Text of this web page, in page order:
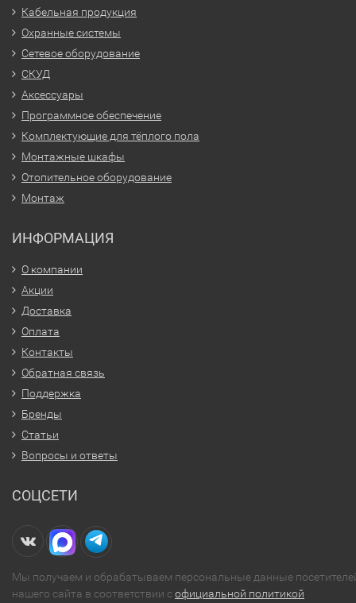
Кабельная продукция
Охранные системы
Сетевое оборудование
СКУД
Аксессуары
Программное обеспечение
Комплектующие для тёплого пола
Монтажные шкафы
Отопительное оборудование
Монтаж
ИНФОРМАЦИЯ
О компании
Акции
Доставка
Оплата
Контакты
Обратная связь
Поддержка
Бренды
Статьи
Вопросы и ответы
СОЦСЕТИ
Мы получаем и обрабатываем персональные данные
нашего сайта в соответствии софициальной политикой